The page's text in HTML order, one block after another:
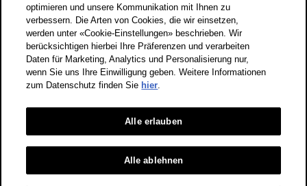
Damit Energieverbräuche unterschiedlicher Antriebsformen
(Benzin, Diesel, Gas, Strom, usw.) vergleichbar sind, werden sie
zusätzlich als sogenannte Benzinäquivalente (Masseinheit für
Energie) ausgewiesen. CO2 ist das für die Erderwärmung
hauptverantwortliche Treibhausgas. CO2-Mittelwert aller in der
Schweiz angebotenen Fahrzeugmodelle: 111 g/km (WLTP).
CO2-Zielwert der in der Schweiz angebotenen
Fahrzeugmodelle: 93.6 g/km (WLTP). Die Angaben für ein
Fahrzeug können von den zulassungsrelevanten Daten nach
der individuellen Einzelfahrzeuggenehmigung abweichen.
Energieeffizienz-Kategorie nach dem neuen
Berechnungsverfahren gemäss Anhang 4.1 EnEV, gültig ab
optimieren und unsere Kommunikation mit Ihnen zu
verbessern. Die Arten von Cookies, die wir einsetzen,
werden unter «Cookie-Einstellungen» beschrieben. Wir
berücksichtigen hierbei Ihre Präferenzen und verarbeiten
Daten für Marketing, Analytics und Personalisierung nur,
wenn Sie uns Ihre Einwilligung geben. Weitere Informationen
zum Datenschutz finden Sie hier.
Alle ablehnen
Alle erlauben